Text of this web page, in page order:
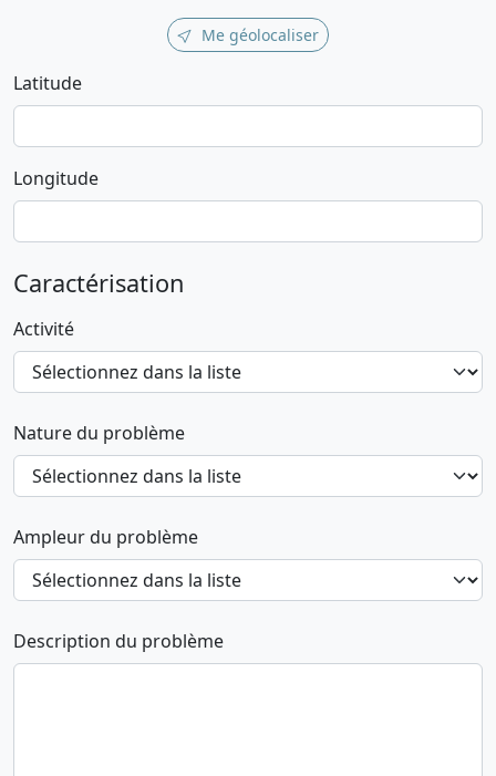
Me géolocaliser
Latitude
Longitude
Caractérisation
Activité
Nature du problème
Ampleur du problème
Description du problème